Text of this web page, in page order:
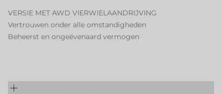
VERSIE MET AWD VIERWIELAANDRIJVING
Vertrouwen onder alle omstandigheden
Beheerst en ongeëvenaard vermogen